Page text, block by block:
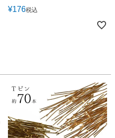
¥176税込